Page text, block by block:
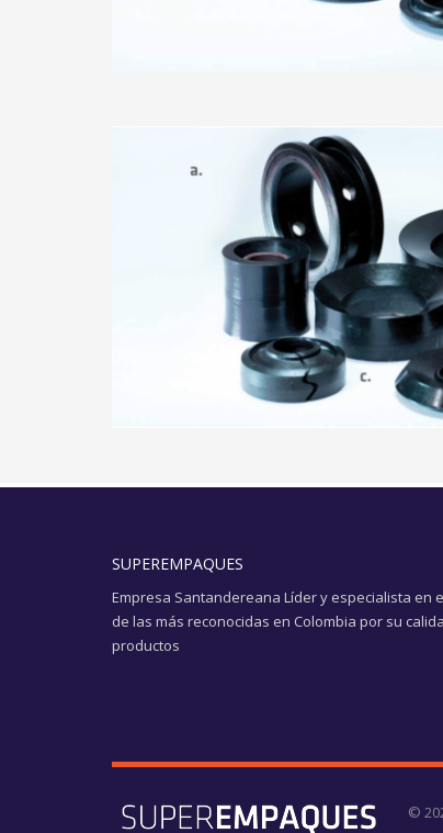
SUPEREMPAQUES
Empresa Santandereana Líder y especialista en
de las más reconocidas en Colombia por su
productos
©